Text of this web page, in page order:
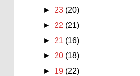
► 23 (20)
► 22 (21)
► 21 (16)
► 20 (18)
► 19 (22)